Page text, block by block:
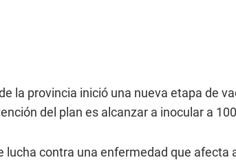
la provincia inició una nueva etapa de
del plan es alcanzar a inocular a
lucha contra una enfermedad que afecta